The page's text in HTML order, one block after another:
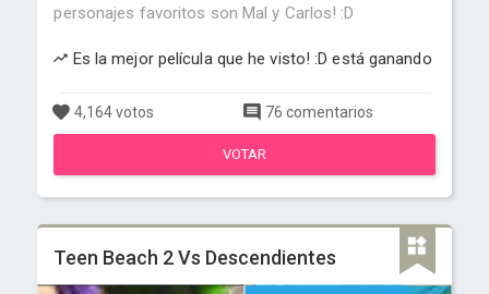
personajes favoritos son Mal y Carlos! :D
Es la mejor película que he visto! :D está ganando
4,164 votos 76 comentarios
VOTAR
Teen Beach 2 Vs Descendientes